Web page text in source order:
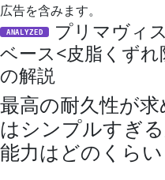
広告を含みます。
ANALYZED
プリマヴィ
ベース<皮脂くず
の解説
最高の耐久性が
はシンプルすぎ
能力はどのくらい